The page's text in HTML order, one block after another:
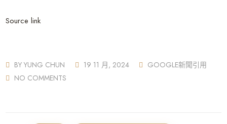
Source link
BYYUNG CHUN 19 11 月, 2024
GOOGLE新聞引用
NO COMMENTS